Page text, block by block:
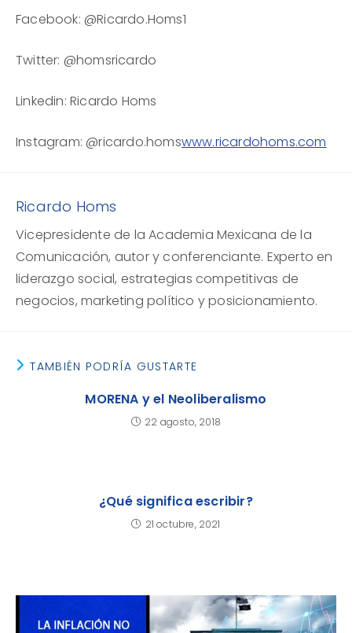
Facebook: @Ricardo.Homs1
Twitter: @homsricardo
Linkedin: Ricardo Homs
Instagram: @ricardo.homswww.ricardohoms.com
Ricardo Homs
Vicepresidente de la Academia Mexicana de la
Comunicación, autor y conferenciante. Experto en
liderazgo social, estrategias competitivas de
negocios, marketing político y posicionamiento.
TAMBIÉN PODRÍA GUSTARTE
MORENA y el Neoliberalismo
22 agosto, 2018
¿Qué significa escribir?
21 octubre, 2021